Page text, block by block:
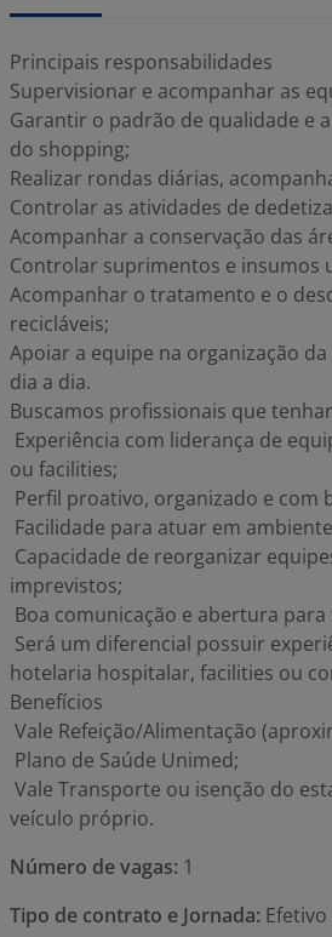
Principais responsabilidades
Supervisionar e acompanhar as
Garantir o padrão de qualidade e
do shopping;
Realizar rondas diárias,
Controlar as atividades de
Acompanhar a conservação das
Controlar suprimentos e insumos
Acompanhar o tratamento e o
recicláveis;
Apoiar a equipe na organização
dia a dia.
Buscamos profissionais que
Experiência com liderança de
ou facilities;
Perfil proativo, organizado e com
Facilidade para atuar em
Capacidade de reorganizar
imprevistos;
Boa comunicação e abertura para
Será um diferencial possuir
hotelaria hospitalar, facilities ou
Benefícios
Vale Refeição/Alimentação
Plano de Saúde Unimed;
Vale Transporte ou isenção do
veículo próprio.
Número de vagas: 1
Tipo de contrato e Jornada: